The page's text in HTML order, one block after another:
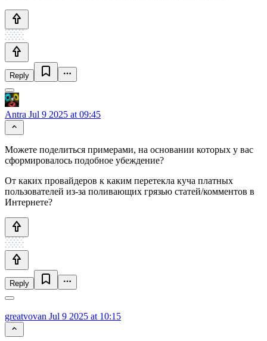
Reply
Antra Jul 9 2025 at 09:45
Можете поделиться примерами, на основании которых у вас
сформировалось подобное убеждение?
От каких провайдеров к каким перетекла куча платных
пользователей из-за поливающих грязью статей/комментов в
Интернете?
Reply
greatvovan Jul 9 2025 at 10:15